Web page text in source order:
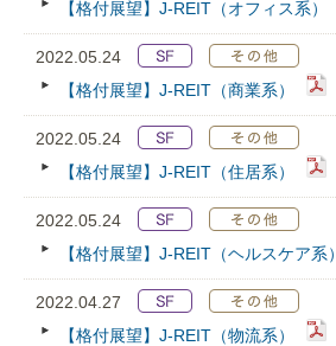
【格付展望】J-REIT（オフィス系）
2022.05.24
【格付展望】J-REIT（商業系）
2022.05.24
【格付展望】J-REIT（住居系）
2022.05.24
【格付展望】J-REIT（ヘルスケア系）
2022.04.27
【格付展望】J-REIT（物流系）